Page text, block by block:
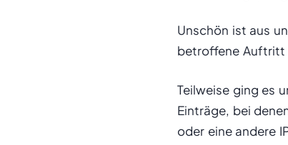
Unschön ist aus
betroffene Auftritt
Teilweise ging es
Einträge, bei
oder eine andere